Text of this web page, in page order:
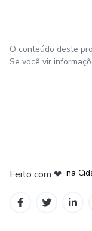
O conteúdo deste
Se você vir
Feito com ❤ na